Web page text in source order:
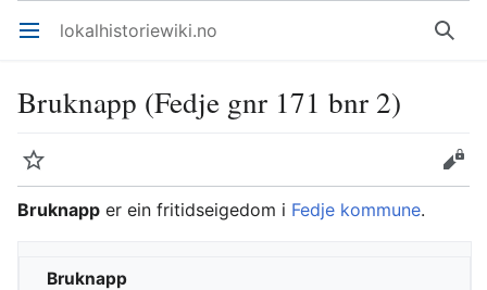
Åpne hovedmenyen lokalhistoriewiki.no Søk
Bruknapp (Fedje gnr 171 bnr 2)
Overvåk
Rediger
Bruknapp er ein fritidseigedom i Fedje kommune.
Bruknapp